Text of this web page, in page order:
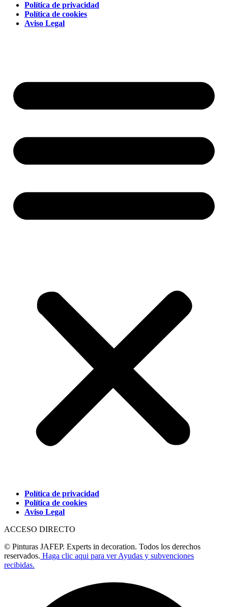
Política de privacidad
Política de cookies
Aviso Legal
Política de privacidad
Política de cookies
Aviso Legal
ACCESO DIRECTO
© Pinturas JAFEP. Experts in decoration. Todos los derechos
reservados. Haga clic aqui para ver Ayudas y subvenciones
recibidas.